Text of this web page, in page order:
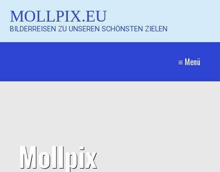
MOLLPIX.EU
BILDERREISEN ZU UNSEREN SCHÖNSTEN ZIELEN
≡ Menü
Mollpix